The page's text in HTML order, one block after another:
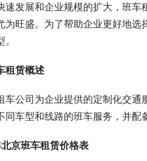
发展和企业规模的扩大，班车
为旺盛。为了帮助企业更好地
租赁概述
公司为企业提供的定制化交通
同车型和线路的班车服务，并配
京班车租赁价格表